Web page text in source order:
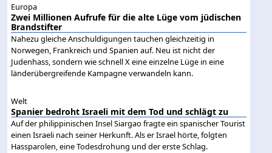
Europa
Zwei Millionen Aufrufe für die alte Lüge vom jüdischen
Brandstifter
Nahezu gleiche Anschuldigungen tauchen gleichzeitig in
Norwegen, Frankreich und Spanien auf. Neu ist nicht der
Judenhass, sondern wie schnell X eine einzelne Lüge in eine
länderübergreifende Kampagne verwandeln kann.
Welt
Spanier bedroht Israeli mit dem Tod und schlägt zu
Auf der philippinischen Insel Siargao fragte ein spanischer Tourist
einen Israeli nach seiner Herkunft. Als er Israel hörte, folgten
Hassparolen, eine Todesdrohung und der erste Schlag.